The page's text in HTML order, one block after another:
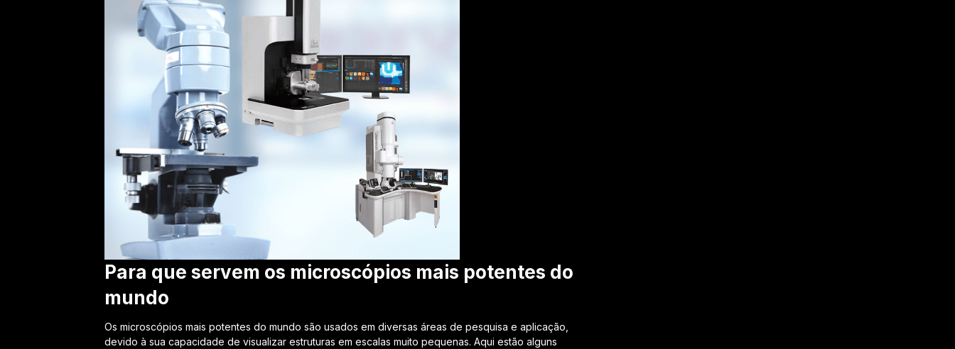
Para que servem os microscópios mais potentes do
mundo
Os microscópios mais potentes do mundo são usados em diversas áreas de pesquisa e aplicação,
devido à sua capacidade de visualizar estruturas em escalas muito pequenas. Aqui estão alguns